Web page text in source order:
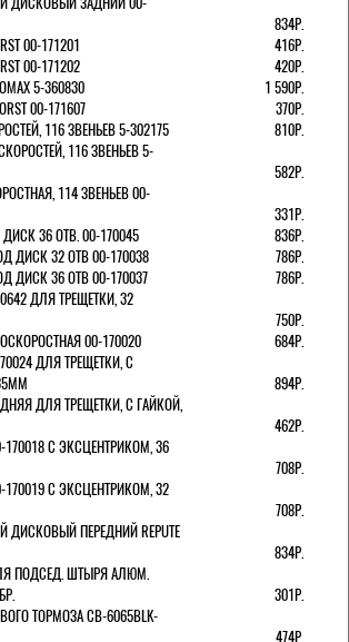
834Р.
00-171201
416Р.
00-171202
420Р.
5-360830
1 590Р.
00-171607
370Р.
116 ЗВЕНЬЕВ 5-302175
810Р.
116 ЗВЕНЬЕВ 5-
582Р.
114 ЗВЕНЬЕВ 00-
331Р.
36 ОТВ. 00-170045
836Р.
ДИСК 32 ОТВ 00-170038
786Р.
ДИСК 36 ОТВ 00-170037
786Р.
ДЛЯ ТРЕЩЕТКИ, 32
750Р.
00-170020
684Р.
ДЛЯ ТРЕЩЕТКИ, С
894Р.
ДЛЯ ТРЕЩЕТКИ, С ГАЙКОЙ,
462Р.
С ЭКСЦЕНТРИКОМ, 36
708Р.
С ЭКСЦЕНТРИКОМ, 32
708Р.
ДИСКОВЫЙ ПЕРЕДНИЙ REPUTE
834Р.
ПОДСЕД. ШТЫРЯ АЛЮМ.
301Р.
ТОРМОЗА CB-6065BLK-
474Р.